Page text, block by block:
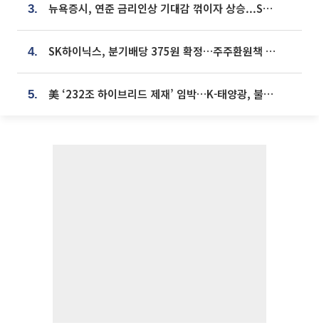
3. 뉴욕증시, 연준 금리인상 기대감 꺾이자 상승...S&P500 사상 최고치 [종합]
4. SK하이닉스, 분기배당 375원 확정…주주환원책 9월로 앞당겨 발표
5. 美 ‘232조 하이브리드 제재’ 임박…K-태양광, 불확실성 털고 날개 다나